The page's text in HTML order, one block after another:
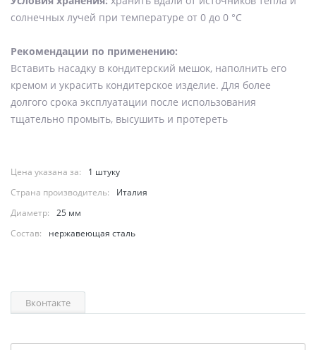
солнечных лучей при температуре от 0 до 0 °C
Рекомендации по применению:
Вставить насадку в кондитерский мешок, наполнить его
кремом и украсить кондитерское изделие. Для более
долгого срока эксплуатации после использования
тщательно промыть, высушить и протереть
Цена указана за:
1 штуку
Страна производитель:
Италия
Диаметр:
25 мм
Состав:
нержавеющая сталь
Вконтакте